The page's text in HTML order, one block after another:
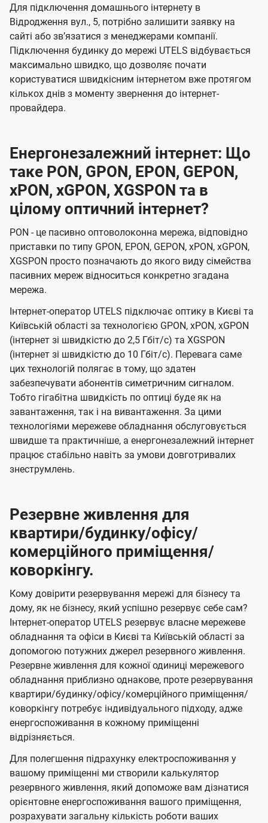
Для підключення домашнього інтернету в
Відродження вул., 5, потрібно залишити заявку на
сайті або звʼязатися з менеджерами компанії.
Підключення будинку до мережі UTELS відбувається
максимально швидко, що дозволяє почати
користуватися швидкісним інтернетом вже протягом
кількох днів з моменту звернення до інтернет-
провайдера.
Енергонезалежний інтернет: Що
таке PON, GPON, EPON, GEPON,
xPON, xGPON, XGSPON та в
цілому оптичний інтернет?
PON - це пасивно оптоволоконна мережа, відповідно
приставки по типу GPON, EPON, GEPON, xPON, xGPON,
XGSPON просто позначають до якого виду сімейства
пасивних мереж відноситься конкретно згадана
мережа.
Інтернет-оператор UTELS підключає оптику в Києві та
Київській області за технологією GPON, xPON, xGPON
(інтернет зі швидкістю до 2,5 Гбіт/с) та XGSPON
(інтернет зі швидкістю до 10 Гбіт/с). Перевага саме
цих технологій полягає в тому, що здатен
забезпечувати абонентів симетричним сигналом.
Тобто гігабітна швидкість по оптиці буде як на
завантаження, так і на вивантаження. За цими
технологіями мережеве обладнання обслуговується
швидше та практичніше, а енергонезалежний інтернет
працює стабільно навіть за умови довготривалих
знеструмлень.
Резервне живлення для
квартири/будинку/офісу/
комерційного приміщення/
коворкінгу.
Кому довірити резервування мережі для бізнесу та
дому, як не бізнесу, який успішно резервує себе сам?
Інтернет-оператор UTELS резервує власне мережеве
обладнання та офіси в Києві та Київській області за
допомогою потужних джерел резервного живлення.
Резервне живлення для кожної одиниці мережевого
обладнання приблизно однакове, проте резервування
квартири/будинку/офісу/комерційного приміщення/
коворкінгу потребує індивідуального підходу, адже
енергоспоживання в кожному приміщенні
відрізняється.
Для полегшення підрахунку електроспоживання у
вашому приміщенні ми створили калькулятор
резервного живлення, який допоможе вам дізнатися
орієнтовне енергоспоживання вашого приміщення,
розрахувати загальну кількість роботи ваших